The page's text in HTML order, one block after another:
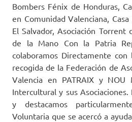
Bombers Fénix de Honduras,
en Comunidad Valenciana,
El Salvador, Asociación Torrent
de la Mano Con la Patria
colaboramos Directamente
recogida de la Federación de
Valencia en PATRAIX y NOU
Intercultural y sus Asociaciones.
y destacamos
Voluntaria que se acercó a